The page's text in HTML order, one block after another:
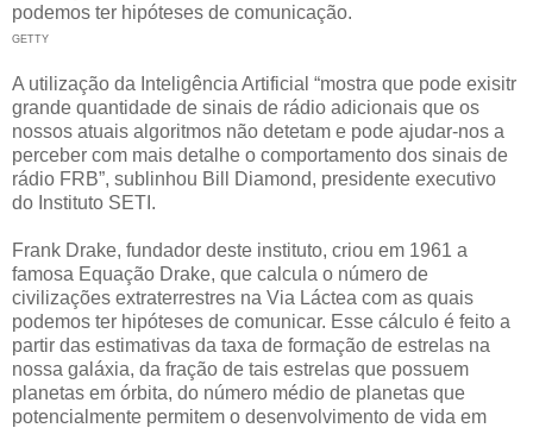
podemos ter hipóteses de comunicação.
GETTY
A utilização da Inteligência Artificial “mostra que pode exisitr
grande quantidade de sinais de rádio adicionais que os
nossos atuais algoritmos não detetam e pode ajudar-nos a
perceber com mais detalhe o comportamento dos sinais de
rádio FRB”, sublinhou Bill Diamond, presidente executivo
do Instituto SETI.
Frank Drake, fundador deste instituto, criou em 1961 a
famosa Equação Drake, que calcula o número de
civilizações extraterrestres na Via Láctea com as quais
podemos ter hipóteses de comunicar. Esse cálculo é feito a
partir das estimativas da taxa de formação de estrelas na
nossa galáxia, da fração de tais estrelas que possuem
planetas em órbita, do número médio de planetas que
potencialmente permitem o desenvolvimento de vida em